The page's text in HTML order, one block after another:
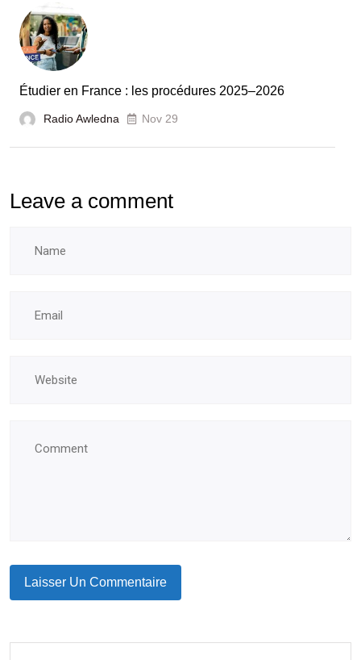
et
écoles
Étudier en France : les procédures 2025–2026
Radio Awledna Nov 29
Leave a comment